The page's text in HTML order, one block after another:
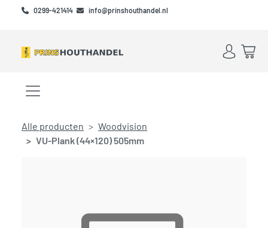
Skip to main content
Skip to footer
0299-421414 info@prinshouthandel.nl
Account
Menu openen/sluiten
Alle producten
Woodvision
VU-Plank (44×120) 505mm